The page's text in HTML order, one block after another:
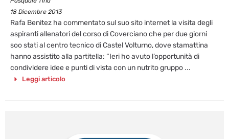
18 Dicembre 2013
Rafa Benitez ha commentato sul suo sito internet la visita degli
aspiranti allenatori del corso di Coverciano che per due giorni
soo stati al centro tecnico di Castel Volturno, dove stamattina
hanno assistito alla partitella: “Ieri ho avuto l’opportunità di
condividere idee e punti di vista con un nutrito gruppo ...
Leggi articolo